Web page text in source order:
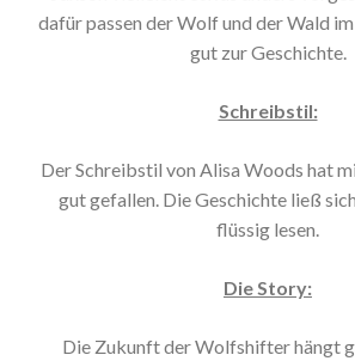
dafür passen der Wolf und der Wald
gut zur Geschichte.
Schreibstil:
Der Schreibstil von Alisa Woods hat
gut gefallen. Die Geschichte ließ
flüssig lesen.
Die Story:
Die Zukunft der Wolfshifter hängt